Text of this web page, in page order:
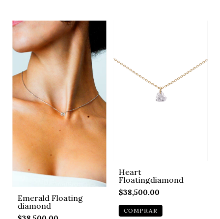
Emerald Floating
diamond
Heart
Floatingdiamond
$38,500.00